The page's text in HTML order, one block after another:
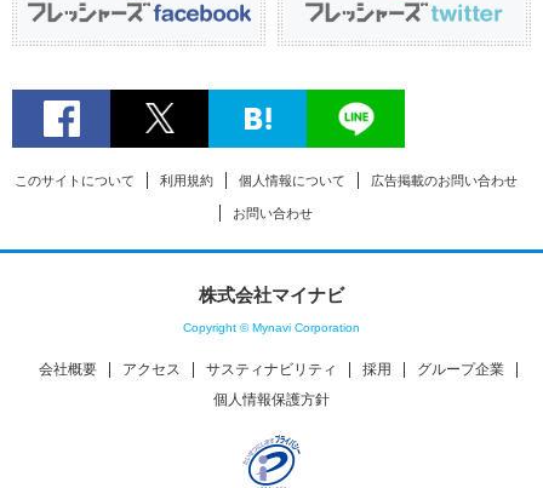
このサイトについて 利用規約 個人情報について 広告掲載のお問い合わせ
お問い合わせ
株式会社マイナビ
Copyright © Mynavi Corporation
会社概要 アクセス サスティナビリティ 採用
グループ企業
個人情報保護方針